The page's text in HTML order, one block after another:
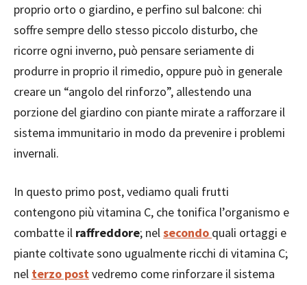
proprio orto o giardino, e perfino sul balcone: chi
soffre sempre dello stesso piccolo disturbo, che
ricorre ogni inverno, può pensare seriamente di
produrre in proprio il rimedio, oppure può in generale
creare un “angolo del rinforzo”, allestendo una
porzione del giardino con piante mirate a rafforzare il
sistema immunitario in modo da prevenire i problemi
invernali.
In questo primo post, vediamo quali frutti
contengono più vitamina C, che tonifica l’organismo e
combatte il raffreddore; nelsecondo quali ortaggi e
piante coltivate sono ugualmente ricchi di vitamina C;
nel terzo postvedremo come rinforzare il sistema